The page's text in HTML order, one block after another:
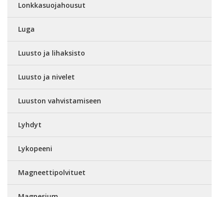
Lonkkasuojahousut
Luga
Luusto ja lihaksisto
Luusto ja nivelet
Luuston vahvistamiseen
Lyhdyt
Lykopeeni
Magneettipolvituet